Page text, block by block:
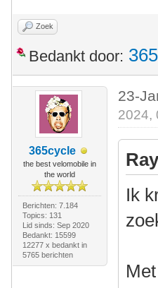
Zoek
Bedankt door:
365cycle
the best velomobile in
the world
Berichten: 7.184
Topics: 131
Lid sinds: Sep 2020
Bedankt: 15599
12277 x bedankt in
5765 berichten
23-
2024,
Ik